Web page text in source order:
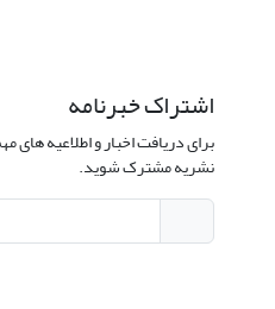
اشتراک خبرنامه
برای دریافت اخبار و اطلاعیه های
نشریه مشترک شوید.